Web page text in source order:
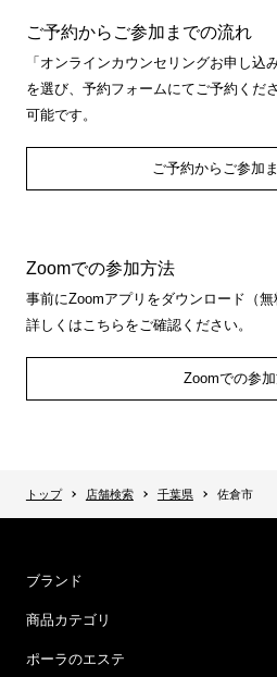
ご予約からご参加までの流れ
「オンラインカウンセリングお申し込
を選び、予約フォームにてご予約くだ
可能です。
ご予約からご参加
Zoomでの参加方法
事前にZoomアプリをダウンロード（無
詳しくはこちらをご確認ください。
Zoomでの参
トップ 店舗検索 千葉県 佐倉市
ブランド
商品カテゴリ
ポーラのエステ